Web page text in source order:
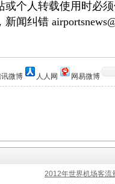
或个人转载使用时必
闻纠错
讯微博 人人网 网易微博
2012年世界机场客流